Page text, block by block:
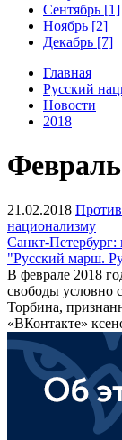
Сентябрь [1]
Ноябрь [2]
Декабрь [7]
Главная
Русский
Новости
2018
Февраль
21.02.2018
национализму
Санкт-Петербург:
"Русский марш.
В феврале 2018
свободы условно
Торбина,
«ВКонтакте»